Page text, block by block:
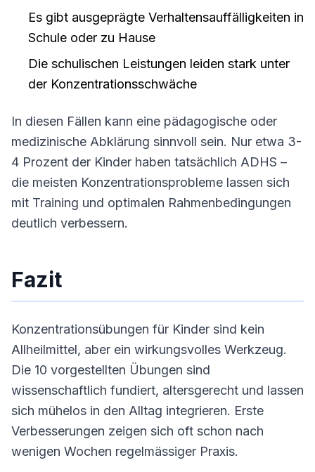
Es gibt ausgeprägte Verhaltensauffälligkeiten in
Schule oder zu Hause
Die schulischen Leistungen leiden stark unter
der Konzentrationsschwäche
In diesen Fällen kann eine pädagogische oder
medizinische Abklärung sinnvoll sein. Nur etwa 3-
4 Prozent der Kinder haben tatsächlich ADHS –
die meisten Konzentrationsprobleme lassen sich
mit Training und optimalen Rahmenbedingungen
deutlich verbessern.
Fazit
Konzentrationsübungen für Kinder sind kein
Allheilmittel, aber ein wirkungsvolles Werkzeug.
Die 10 vorgestellten Übungen sind
wissenschaftlich fundiert, altersgerecht und lassen
sich mühelos in den Alltag integrieren. Erste
Verbesserungen zeigen sich oft schon nach
wenigen Wochen regelmässiger Praxis.